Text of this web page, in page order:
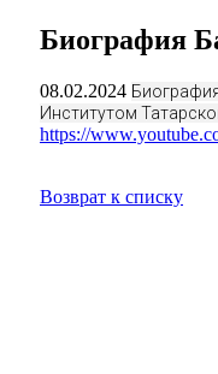
Биография
08.02.2024
Институтом
https://
Возврат к списку